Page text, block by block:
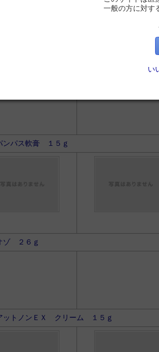
ンパス軟膏 １５ｇ
ゾ ２６ｇ
ットノンＥＸ クリーム １５ｇ
一般の方に対す
い